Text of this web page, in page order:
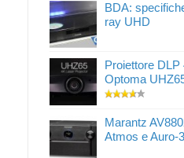
BDA:
ray UHD
Proiettore
Optoma
Marantz
Atmos e Auro-